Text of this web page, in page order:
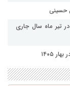
حسینی
ازدواج در تیر ماه سال جاری